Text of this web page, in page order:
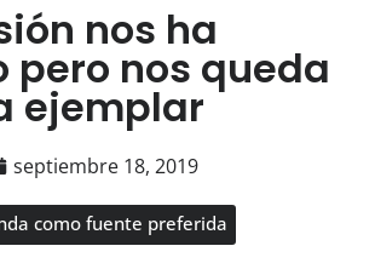
nos ha
pero nos queda
ejemplar
septiembre 18, 2019
como fuente preferida